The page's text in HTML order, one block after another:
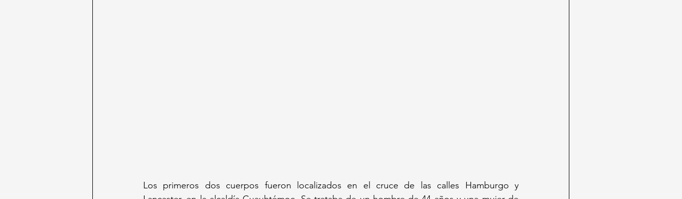
Los primeros dos cuerpos fueron localizados en el cruce de las calles Hamburgo y